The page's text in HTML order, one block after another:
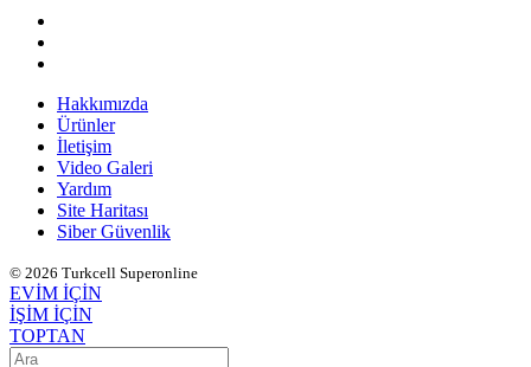
Hakkımızda
Ürünler
İletişim
Video Galeri
Yardım
Site Haritası
Siber Güvenlik
© 2026 Turkcell Superonline
EVİM İÇİN
İŞİM İÇİN
TOPTAN